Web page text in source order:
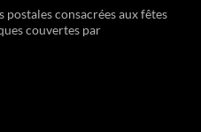
consacrées aux fêtes
couvertes par